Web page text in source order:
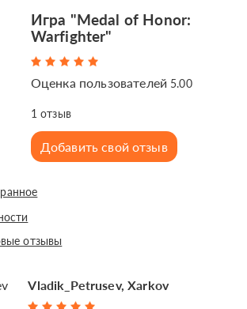
Игра "Medal of Honor:
Warfighter"
Оценка пользователей 5.00
1 отзыв
Добавить свой отзыв
отзывы
Vladik_Petrusev, Xarkov